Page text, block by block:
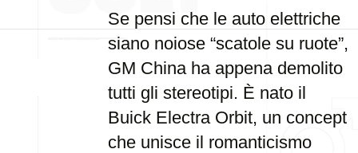
Se pensi che le auto elettriche
siano noiose “scatole su ruote”,
GM China ha appena demolito
tutti gli stereotipi. È nato il
Buick Electra Orbit, un concept
che unisce il romanticismo